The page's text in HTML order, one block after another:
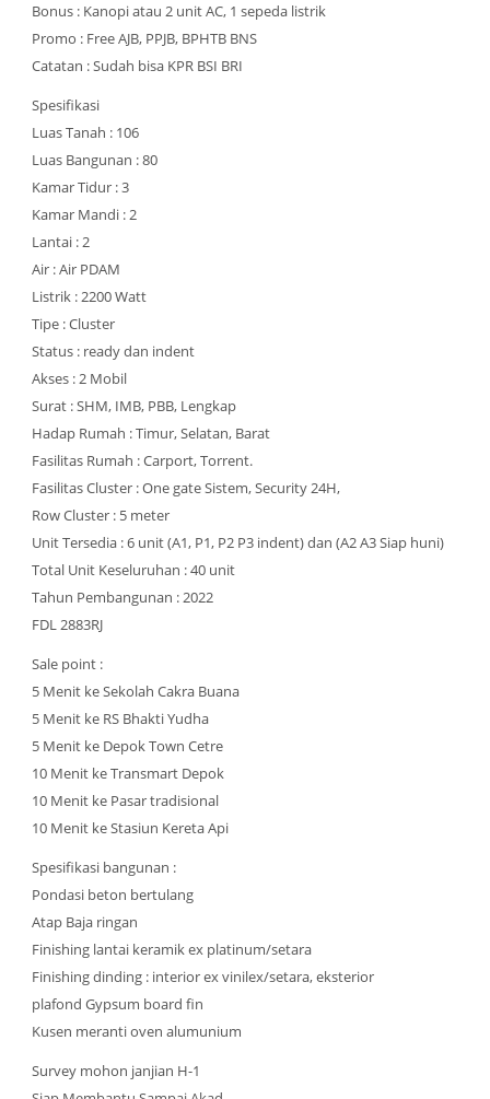
Bonus : Kanopi atau 2 unit AC, 1 sepeda listrik
Promo : Free AJB, PPJB, BPHTB BNS
Catatan : Sudah bisa KPR BSI BRI
Spesifikasi
Luas Tanah : 106
Luas Bangunan : 80
Kamar Tidur : 3
Kamar Mandi : 2
Lantai : 2
Air : Air PDAM
Listrik : 2200 Watt
Tipe : Cluster
Status : ready dan indent
Akses : 2 Mobil
Surat : SHM, IMB, PBB, Lengkap
Hadap Rumah : Timur, Selatan, Barat
Fasilitas Rumah : Carport, Torrent.
Fasilitas Cluster : One gate Sistem, Security 24H,
Row Cluster : 5 meter
Unit Tersedia : 6 unit (A1, P1, P2 P3 indent) dan (A2 A3 Siap huni)
Total Unit Keseluruhan : 40 unit
Tahun Pembangunan : 2022
FDL 2883RJ
Sale point :
5 Menit ke Sekolah Cakra Buana
5 Menit ke RS Bhakti Yudha
5 Menit ke Depok Town Cetre
10 Menit ke Transmart Depok
10 Menit ke Pasar tradisional
10 Menit ke Stasiun Kereta Api
Spesifikasi bangunan :
Pondasi beton bertulang
Atap Baja ringan
Finishing lantai keramik ex platinum/setara
Finishing dinding : interior ex vinilex/setara, eksterior
plafond Gypsum board fin
Kusen meranti oven alumunium
Survey mohon janjian H-1